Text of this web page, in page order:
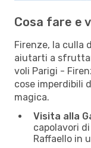
Cosa fare e
Firenze, la culla
aiutarti a
voli Parigi -
cose imperdibili
magica.
Visita alla
capolavori
Raffaello in